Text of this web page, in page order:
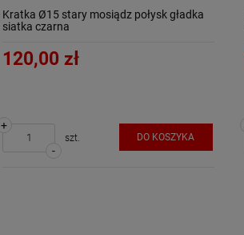
Kratka Ø15 stary mosiądz połysk gładka
siatka czarna
120,00 zł
-
+
szt. DO KOSZYKA